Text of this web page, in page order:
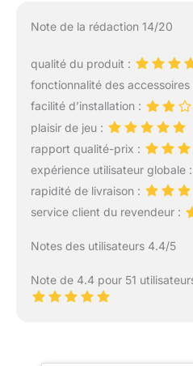
Note de la rédaction 14/20
qualité du produit :
fonctionnalité des accessoires
facilité d’installation :
plaisir de jeu :
rapport qualité-prix :
expérience utilisateur globale :
rapidité de livraison :
service client du revendeur :
Notes des utilisateurs 4.4/5
Note de 4.4 pour 51